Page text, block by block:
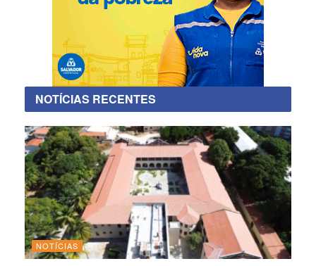
NOTÍCIAS RECENTES
NOTÍCIAS